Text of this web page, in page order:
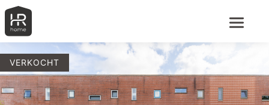
VERKOCHT